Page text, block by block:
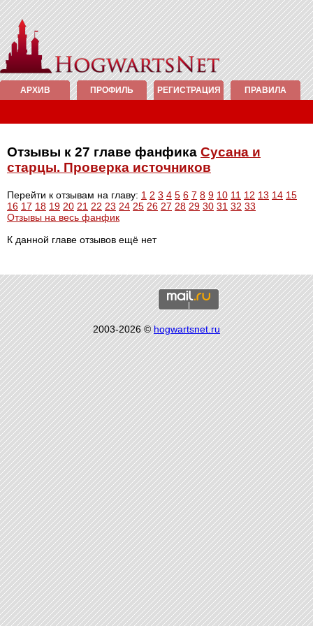
АРХИВ ПРОФИЛЬ РЕГИСТРАЦИЯ ПРАВИЛА
Отзывы к 27 главе фанфика Сусана и
старцы. Проверка источников
Перейти к отзывам на главу: 1 2 3 4 5 6 7 8 9 10 11 12 13 14 15
16 17 18 19 20 21 22 23 24 25 26 27 28 29 30 31 32 33
Отзывы на весь фанфик
К данной главе отзывов ещё нет
2003-2026 ©hogwartsnet.ru